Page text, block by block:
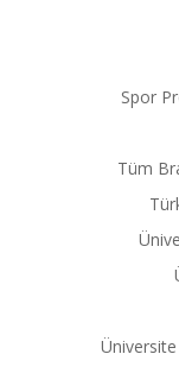
Spor
Tüm